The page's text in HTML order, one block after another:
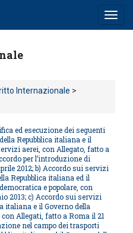
Internazionale >
ed esecuzione dei seguenti
Repubblica italiana e il
aerei, con Allegato, fatto a
per l’introduzione di
2012; b) Accordo sui servizi
Repubblica italiana ed il
e popolare, con
2013; c) Accordo sui servizi
italiana e il Governo della
Allegati, fatto a Roma il 21
nel campo dei trasporti